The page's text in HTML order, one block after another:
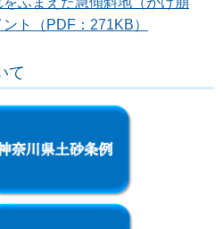
ト（PDF：271KB）
て